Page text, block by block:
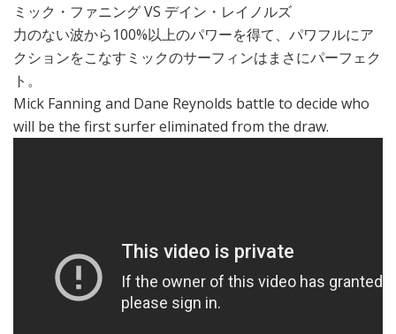
ミック・ファニング VS デイン・レイノルズ
力のない波から100%以上のパワーを得て、パワフルにア
クションをこなすミックのサーフィンはまさにパーフェク
ト。
Mick Fanning and Dane Reynolds battle to decide who
will be the first surfer eliminated from the draw.